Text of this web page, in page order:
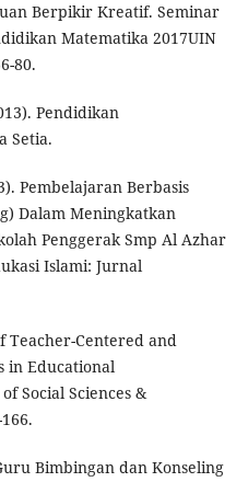
Berpikir Kreatif. Seminar
Matematika 2017UIN
80.
Pendidikan
Setia.
Pembelajaran Berbasis
Dalam Meningkatkan
Penggerak Smp Al Azhar
Islami: Jurnal
Teacher-Centered and
in Educational
Social Sciences &
Bimbingan dan Konseling